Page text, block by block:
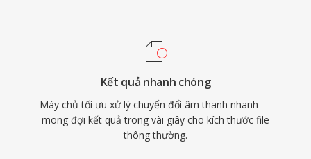
Kết quả nhanh chóng
Máy chủ tối ưu xử lý chuyển đổi âm thanh nhanh —
mong đợi kết quả trong vài giây cho kích thước file
thông thường.